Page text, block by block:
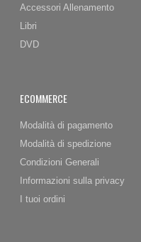
Accessori Allenamento
Libri
DVD
ECOMMERCE
Modalità di pagamento
Modalità di spedizione
Condizioni Generali
Informazioni sulla privacy
I tuoi ordini